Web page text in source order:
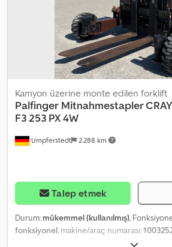
Umpferstedt 2.288 km
Kamyon üzerine monte edilen forklift
Palfinger Mitnahmestapler
F3 253 PX 4W
Talep etmek
Durum: mükemmel (kullanılmış),
fonksiyonel, makine/araç numarası:
, yük kapasitesi: